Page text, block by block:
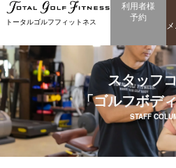
容
ス
キ
ッ
プ
トータルゴルフフィットネス
利用者様
予約
スタッフ
「ゴルフボデ
STAFF